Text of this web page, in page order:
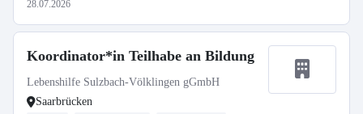
28.07.2026
Koordinator*in Teilhabe an Bildung
Lebenshilfe Sulzbach-Völklingen gGmbH
Saarbrücken